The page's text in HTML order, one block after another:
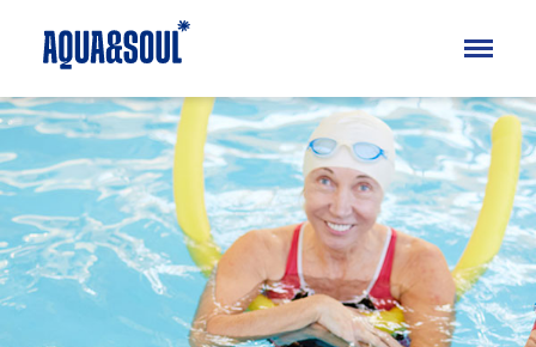
Kinder
Aqua
Soul
Erwachsene
Aqua
Erwachsenenschwimmen